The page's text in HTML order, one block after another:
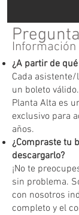
¿A partir de
Cada
un boleto
Planta Alta es
exclusivo para
años.
¿Compraste tu
descargarlo?
¡No te
sin problema.
con nosotros
completo y el